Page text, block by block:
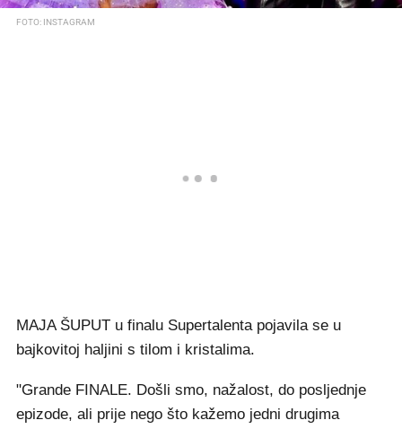
FOTO: INSTAGRAM
MAJA ŠUPUT u finalu Supertalenta pojavila se u
bajkovitoj haljini s tilom i kristalima.
"Grande FINALE. Došli smo, nažalost, do posljednje
epizode, ali prije nego što kažemo jedni drugima